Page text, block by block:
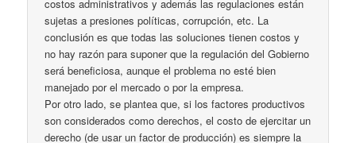
costos administrativos y además las regulaciones están
sujetas a presiones políticas, corrupción, etc. La
conclusión es que todas las soluciones tienen costos y
no hay razón para suponer que la regulación del Gobierno
será beneficiosa, aunque el problema no esté bien
manejado por el mercado o por la empresa.
Por otro lado, se plantea que, si los factores productivos
son considerados como derechos, el costo de ejercitar un
derecho (de usar un factor de producción) es siempre la